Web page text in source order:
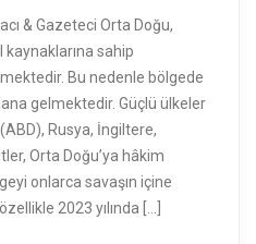
& Gazeteci Orta Doğu,
sahip
Bu nedenle bölgede
gelmektedir. Güçlü ülkeler
Rusya, İngiltere,
Orta Doğu’ya hâkim
onlarca savaşın içine
2023 yılında […]